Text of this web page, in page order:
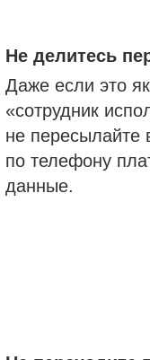
Не делитесь
Даже если это
«сотрудник
не пересылайте
по телефону
данные.